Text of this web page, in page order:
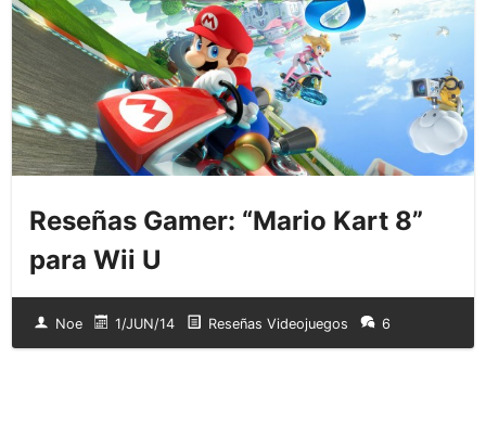
Reseñas Gamer: “Mario Kart 8”
para Wii U
Noe 1/JUN/14 Reseñas Videojuegos 6